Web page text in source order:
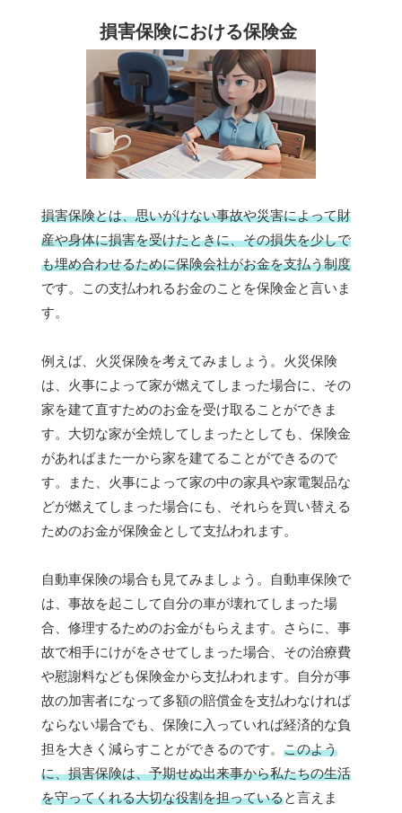
損害保険における保険金
損害保険とは、思いがけない事故や災害によって財
産や身体に損害を受けたときに、その損失を少しで
も埋め合わせるために保険会社がお金を支払う制度
です。この支払われるお金のことを保険金と言いま
す。
例えば、火災保険を考えてみましょう。火災保険
は、火事によって家が燃えてしまった場合に、その
家を建て直すためのお金を受け取ることができま
す。大切な家が全焼してしまったとしても、保険金
があればまた一から家を建てることができるので
す。また、火事によって家の中の家具や家電製品な
どが燃えてしまった場合にも、それらを買い替える
ためのお金が保険金として支払われます。
自動車保険の場合も見てみましょう。自動車保険で
は、事故を起こして自分の車が壊れてしまった場
合、修理するためのお金がもらえます。さらに、事
故で相手にけがをさせてしまった場合、その治療費
や慰謝料なども保険金から支払われます。自分が事
故の加害者になって多額の賠償金を支払わなければ
ならない場合でも、保険に入っていれば経済的な負
担を大きく減らすことができるのです。 このよう
に、損害保険は、予期せぬ出来事から私たちの生活
を守ってくれる大切な役割を担っていると言えま